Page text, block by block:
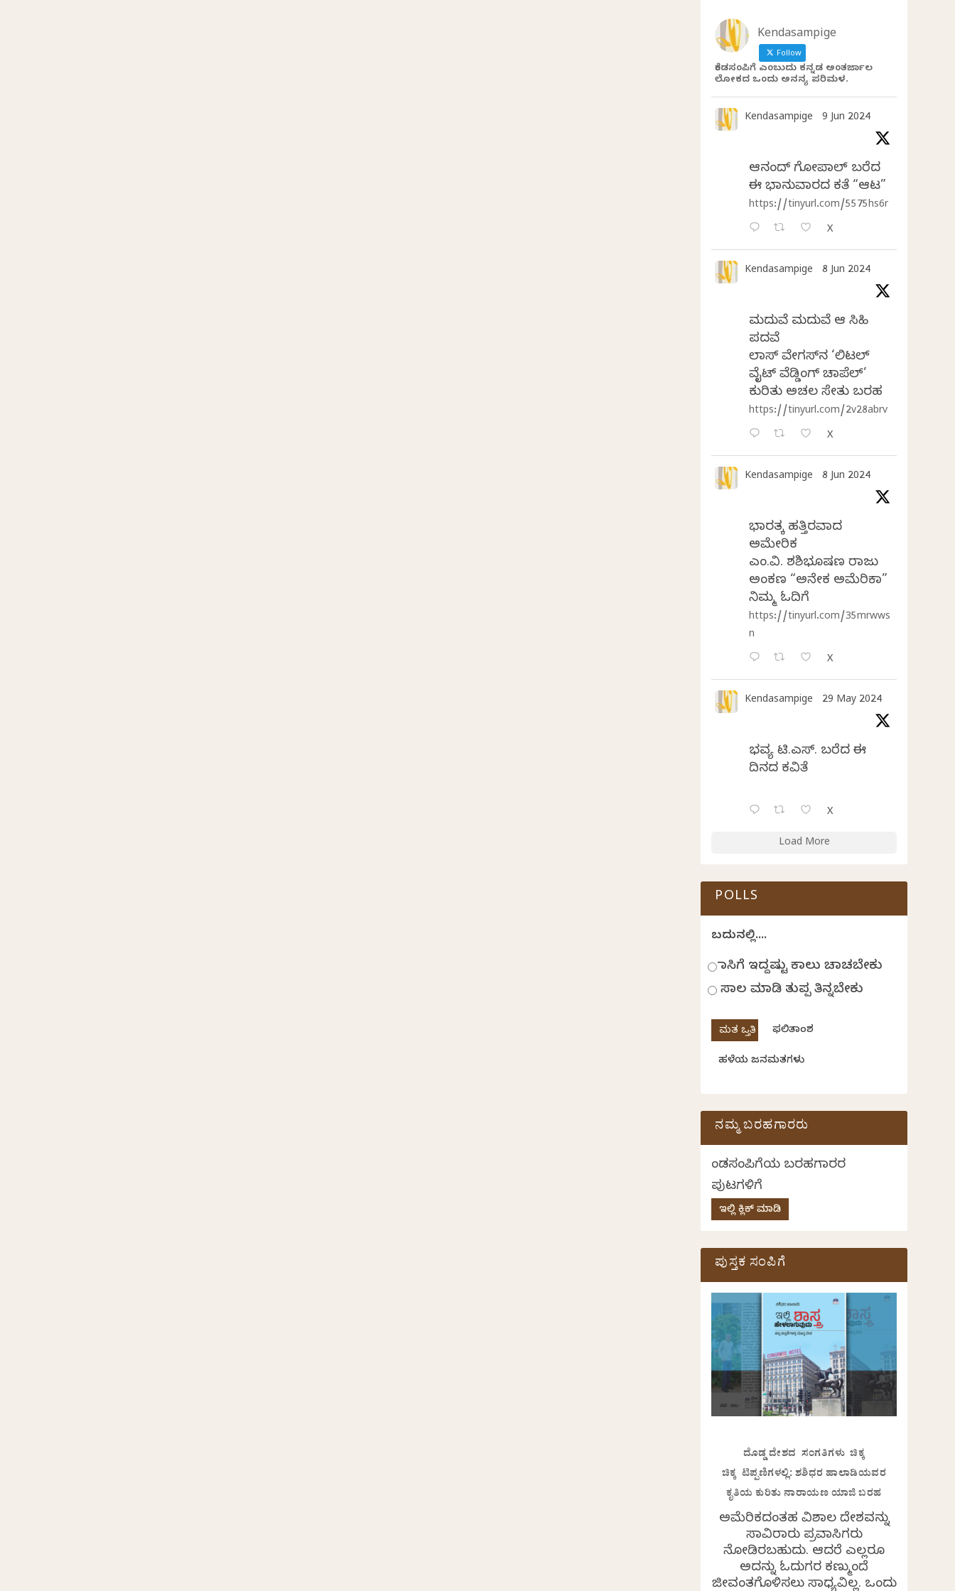
Kendasampige
Follow
ಕೆಂಡಸಂಪಿಗೆ ಎಂಬುದು ಕನ್ನಡ ಅಂತರ್ಜಾಲ
ಲೋಕದ ಒಂದು ಅನನ್ಯ ಪರಿಮಳ.
Kendasampige 9 Jun 2024
ಆನಂದ್‌ ಗೋಪಾಲ್‌ ಬರೆದ
ಈ ಭಾನುವಾರದ ಕತೆ “ಆಟ”
https://tinyurl.com/5575hs6r
X
Kendasampige 8 Jun 2024
ಮದುವೆ ಮದುವೆ ಆ ಸಿಹಿ
ಪದವೆ
ಲಾಸ್‌ ವೇಗಸ್‌ನ ‘ಲಿಟಲ್
ವೈಟ್ ವೆಡ್ಡಿಂಗ್ ಚಾಪೆಲ್’
ಕುರಿತು ಅಚಲ ಸೇತು ಬರಹ
https://tinyurl.com/2v28abrv
X
Kendasampige 8 Jun 2024
ಭಾರತಕ್ಕೆ ಹತ್ತಿರವಾದ
ಅಮೇರಿಕ
ಎಂ.ವಿ. ಶಶಿಭೂಷಣ ರಾಜು
ಅಂಕಣ “ಅನೇಕ ಅಮೆರಿಕಾ”
ನಿಮ್ಮ ಓದಿಗೆ
https://tinyurl.com/35mrwws
n
X
Kendasampige 29 May 2024
ಭವ್ಯ ಟಿ.ಎಸ್. ಬರೆದ ಈ
ದಿನದ ಕವಿತೆ
X
Load More
POLLS
ಬದುಕಿನಲ್ಲಿ....
ಹಾಸಿಗೆ ಇದ್ದಷ್ಟು ಕಾಲು ಚಾಚಬೇಕು
ಸಾಲ ಮಾಡಿ ತುಪ್ಪ ತಿನ್ನಬೇಕು
ಫಲಿತಾಂಶ
ಹಳೆಯ ಜನಮತಗಳು
ನಮ್ಮ ಬರಹಗಾರರು
ಕೆಂಡಸಂಪಿಗೆಯ ಬರಹಗಾರರ
ಪುಟಗಳಿಗೆ
ಇಲ್ಲಿ ಕ್ಲಿಕ್ ಮಾಡಿ
ಪುಸ್ತಕ ಸಂಪಿಗೆ
ದೊಡ್ಡ ದೇಶದ ಸಂಗತಿಗಳು ಚಿಕ್ಕ
ಚಿಕ್ಕ ಟಿಪ್ಪಣಿಗಳಲ್ಲಿ: ಶಶಿಧರ ಹಾಲಾಡಿಯವರ
ಕೃತಿಯ ಕುರಿತು ನಾರಾಯಣ ಯಾಜಿ ಬರಹ
ಅಮೆರಿಕದಂತಹ ವಿಶಾಲ ದೇಶವನ್ನು
ಸಾವಿರಾರು ಪ್ರವಾಸಿಗರು
ನೋಡಿರಬಹುದು. ಆದರೆ ಎಲ್ಲರೂ
ಅದನ್ನು ಓದುಗರ ಕಣ್ಮುಂದೆ
ಜೀವಂತಗೊಳಿಸಲು ಸಾಧ್ಯವಿಲ್ಲ. ಒಂದು